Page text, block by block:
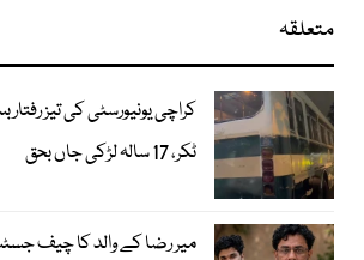
متعلقہ
کراچی یونیورسٹی کی تیز
ٹکر، 17 سالہ لڑکی جاں بحق
میر رضا کے والد کا چیف